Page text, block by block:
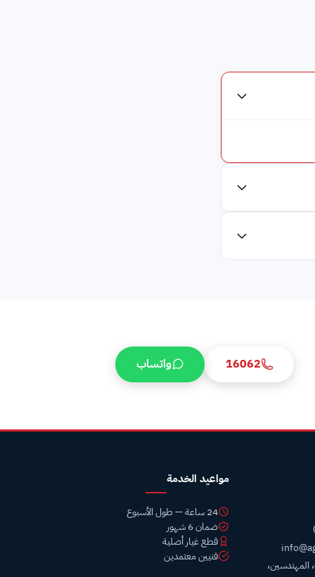
16062 واتساب
المهندسين،
مواعيد الخدمة
24 ساعة — طول الأسبوع
ضمان 6 شهور
قطع غيار أصلية
فنيين معتمدين